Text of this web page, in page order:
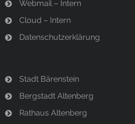
Webmail – Intern
Cloud – Intern
Datenschutzerklärung
Stadt Bärenstein
Bergstadt Altenberg
Rathaus Altenberg